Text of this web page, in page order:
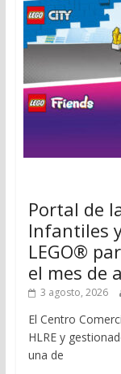
Portal de
Infantiles
LEGO®
el mes de
3 agosto, 2026
El Centro
HLRE y
una de